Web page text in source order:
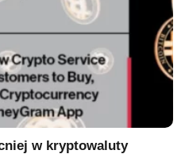
w kryptowaluty